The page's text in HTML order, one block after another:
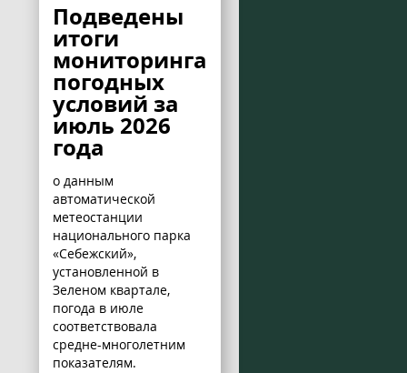
Подведены
итоги
мониторинга
погодных
условий за
июль 2026
года
о данным
автоматической
метеостанции
национального парка
«Себежский»,
установленной в
Зеленом квартале,
погода в июле
соответствовала
средне-многолетним
показателям.